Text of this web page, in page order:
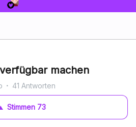
machen
41 Antworten
Stimmen 73